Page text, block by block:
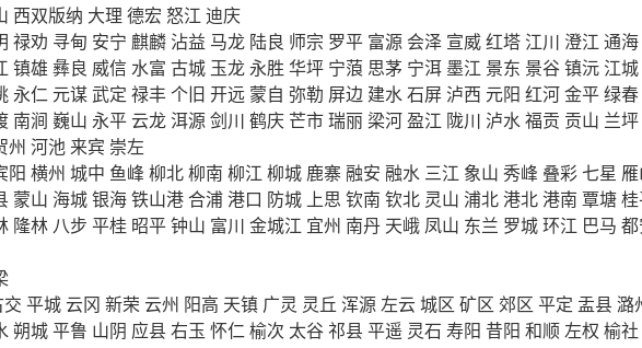
西双版纳 大理 德宏 怒江 迪庆
禄劝 寻甸 安宁 麒麟 沾益 马龙 陆良 师宗 罗平 富源 会泽 宣威红塔 江川 澄江 通海
镇雄 彝良 威信水富 古城 玉龙 永胜 华坪 宁蒗 思茅 宁洱 墨江 景东 景谷镇沅 江城
永仁 元谋武定 禄丰个旧 开远 蒙自 弥勒 屏边 建水石屏 泸西 元阳 红河金平绿春
南涧 巍山 永平 云龙 洱源剑川 鹤庆 芒市瑞丽 梁河盈江 陇川 泸水福贡 贡山 兰坪
州 河池 来宾 崇左
阳 横州 城中 鱼峰 柳北柳南 柳江 柳城 鹿寨融安 融水 三江 象山 秀峰 叠彩七星
蒙山 海城银海铁山港合浦港口 防城 上思 钦南 钦北 灵山 浦北港北港南 覃塘
隆林 八步 平桂 昭平钟山 富川 金城江 宜州 南丹 天峨 凤山 东兰 罗城环江 巴马
平城 云冈 新荣 云州 阳高 天镇 广灵 灵丘 浑源左云城区 矿区 郊区 平定 盂县潞
朔城平鲁 山阴 应县右玉 怀仁榆次 太谷祁县平遥 灵石 寿阳 昔阳 和顺左权 榆社